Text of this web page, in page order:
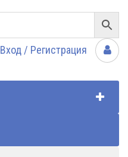
Вход / Регистрация